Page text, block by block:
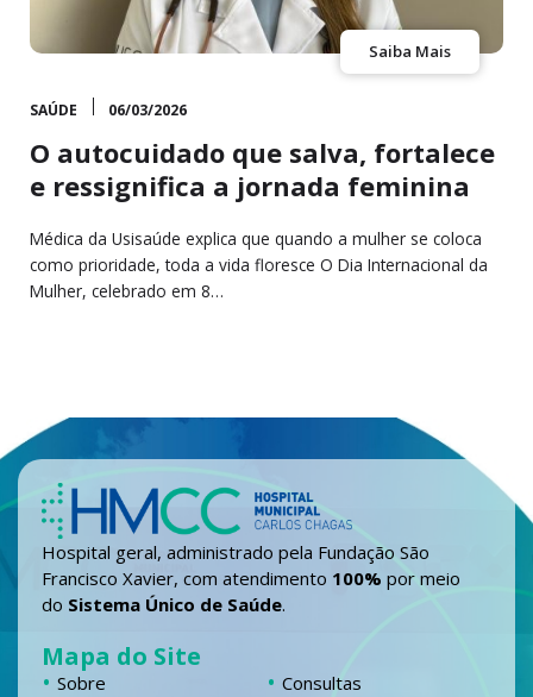
Saiba Mais
SAÚDE 06/03/2026
O autocuidado que salva, fortalece
e ressignifica a jornada feminina
Médica da Usisaúde explica que quando a mulher se coloca
como prioridade, toda a vida floresce O Dia Internacional da
Mulher, celebrado em 8…
Hospital geral, administrado pela Fundação São
Francisco Xavier, com atendimento 100% por meio
do Sistema Único de Saúde.
Mapa do Site
Sobre
Consultas